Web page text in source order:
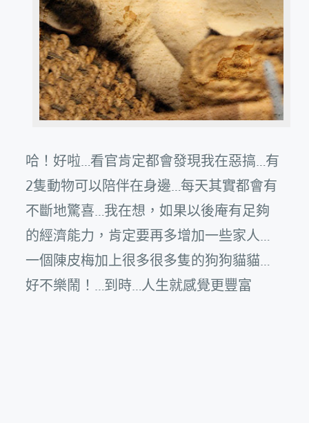
哈！好啦…看官肯定都會發現我在惡搞…有
2隻動物可以陪伴在身邊…每天其實都會有
不斷地驚喜…我在想，如果以後庵有足夠
的經濟能力，肯定要再多增加一些家人…
一個陳皮梅加上很多很多隻的狗狗貓貓…
好不樂鬧！…到時…人生就感覺更豐富